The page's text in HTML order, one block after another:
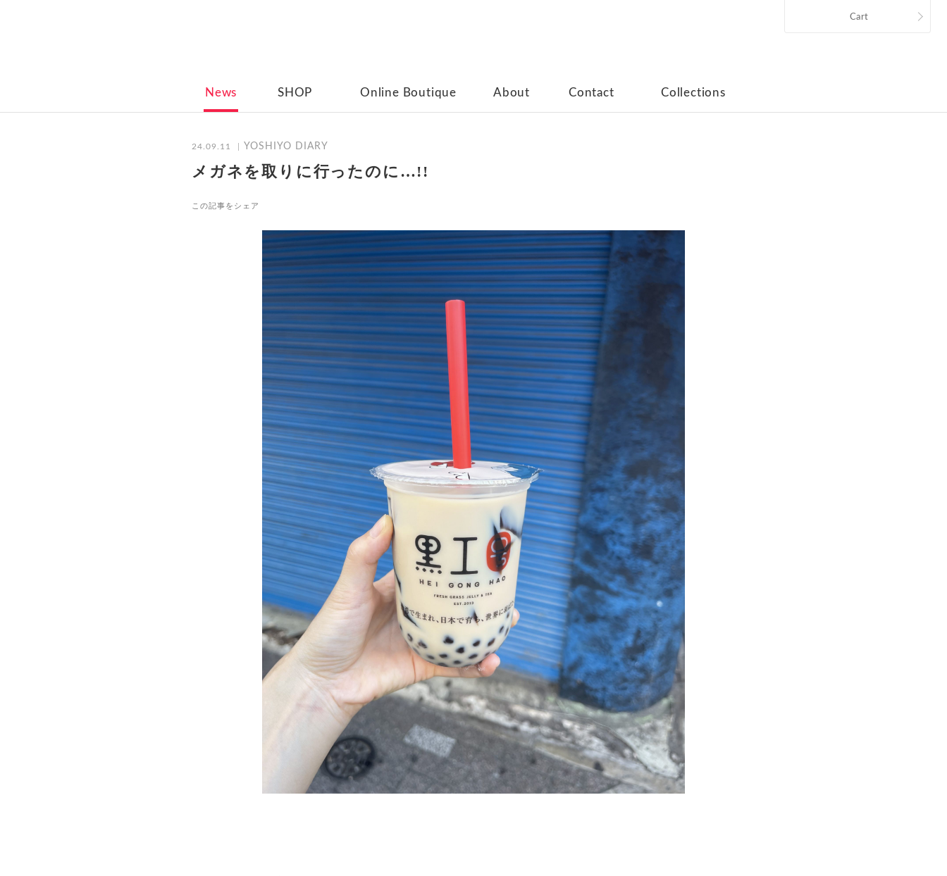
News SHOP Online Boutique About Contact Collections
Cart
24.09.11 YOSHIYO DIARY
メガネを取りに行ったのに…!!
この記事をシェア